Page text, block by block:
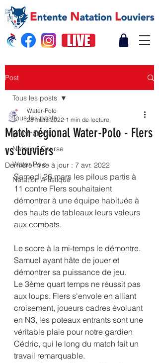
Post
Tous les posts
Informations
Natation Course
Water Polo
Natation Artistique
Tous les posts
Match régional Water-Polo - Flers
vs Louviers
Water-Polo
28 mars 2022 1 min de lecture
Dernière mise à jour : 7 avr. 2022
Samedi 26 mars les pilous partis à
11 contre Flers souhaitaient
démontrer à une équipe habituée à
des hauts de tableaux leurs valeurs
aux combats.
Le score à la mi-temps le démontre.
Samuel ayant hâte de jouer et
démontrer sa puissance de jeu.
Le 3ème quart temps ne réussit pas
aux loups. Flers s'envole en alliant
croisement, joueurs cadres évoluant
en N3, les poteaux entrants sont une
véritable plaie pour notre gardien
Cédric, qui le long du match fait un
travail remarquable.